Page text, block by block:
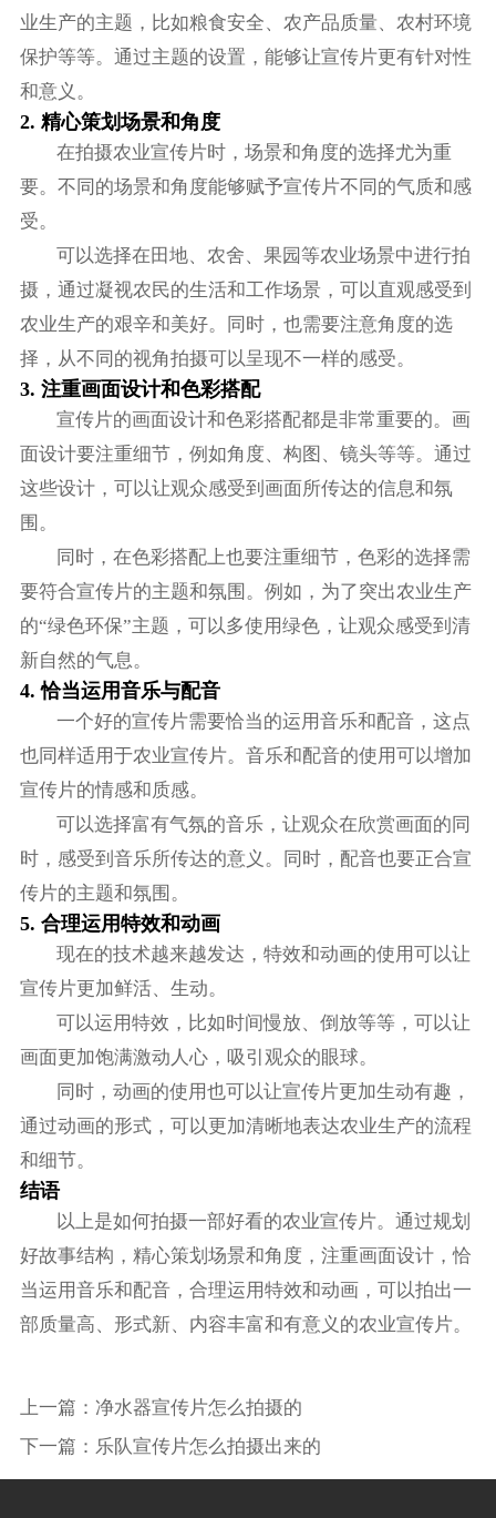
业生产的主题，比如粮食安全、农产品质量、农村环境
保护等等。通过主题的设置，能够让宣传片更有针对性
和意义。
2. 精心策划场景和角度
在拍摄农业宣传片时，场景和角度的选择尤为重
要。不同的场景和角度能够赋予宣传片不同的气质和感
受。
可以选择在田地、农舍、果园等农业场景中进行拍
摄，通过凝视农民的生活和工作场景，可以直观感受到
农业生产的艰辛和美好。同时，也需要注意角度的选
择，从不同的视角拍摄可以呈现不一样的感受。
3. 注重画面设计和色彩搭配
宣传片的画面设计和色彩搭配都是非常重要的。画
面设计要注重细节，例如角度、构图、镜头等等。通过
这些设计，可以让观众感受到画面所传达的信息和氛
围。
同时，在色彩搭配上也要注重细节，色彩的选择需
要符合宣传片的主题和氛围。例如，为了突出农业生产
的“绿色环保”主题，可以多使用绿色，让观众感受到清
新自然的气息。
4. 恰当运用音乐与配音
一个好的宣传片需要恰当的运用音乐和配音，这点
也同样适用于农业宣传片。音乐和配音的使用可以增加
宣传片的情感和质感。
可以选择富有气氛的音乐，让观众在欣赏画面的同
时，感受到音乐所传达的意义。同时，配音也要正合宣
传片的主题和氛围。
5. 合理运用特效和动画
现在的技术越来越发达，特效和动画的使用可以让
宣传片更加鲜活、生动。
可以运用特效，比如时间慢放、倒放等等，可以让
画面更加饱满激动人心，吸引观众的眼球。
同时，动画的使用也可以让宣传片更加生动有趣，
通过动画的形式，可以更加清晰地表达农业生产的流程
和细节。
结语
以上是如何拍摄一部好看的农业宣传片。通过规划
好故事结构，精心策划场景和角度，注重画面设计，恰
当运用音乐和配音，合理运用特效和动画，可以拍出一
部质量高、形式新、内容丰富和有意义的农业宣传片。
上一篇： 净水器宣传片怎么拍摄的
下一篇： 乐队宣传片怎么拍摄出来的